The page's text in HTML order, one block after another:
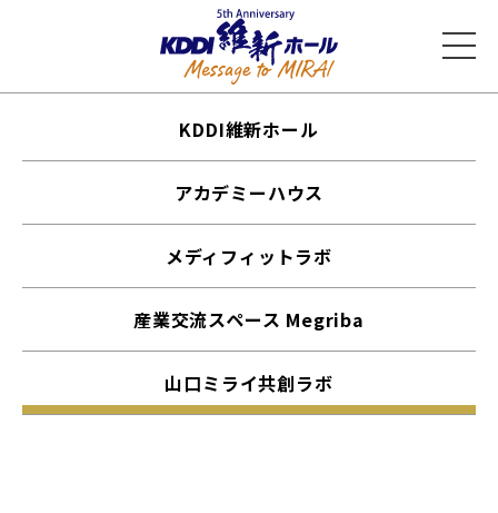
KDDI維新ホール
アカデミーハウス
メディフィットラボ
産業交流スペース Megriba
山口ミライ共創ラボ